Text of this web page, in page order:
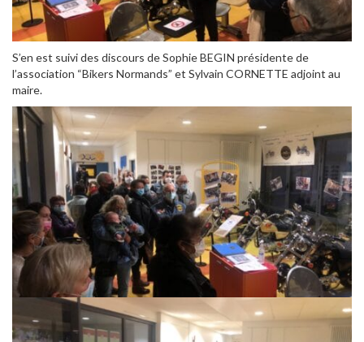
S’en est suivi des discours de Sophie BEGIN présidente de
l’association “Bikers Normands” et Sylvain CORNETTE adjoint au
maire.